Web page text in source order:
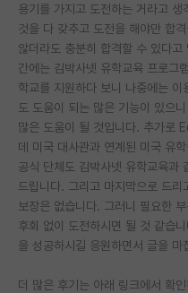
용기를 가지고 도전하는 거라고
것을 다 갖추고 도전을 해야만 합
않더라도 충분히 합격할 수 있다고
간에는 김박사넷 유학교육 프로그
학교를 지원하다 보니 나중에는
도 도움이 되는 많은 기능이 있으
많은 도움이 될 것입니다. 추가
데 미국 대사관과 연계된 미국 유
공식 단체도 김박사넷 유학교육과
드립니다. 그리고 마지막으로 드
보장은 없습니다. 그러니 필요한
후회 없이 도전하시면 될 것 같습
을 성공하시길 응원하면서 글을 마
더 많은 후기는 아래 링크에서 확인